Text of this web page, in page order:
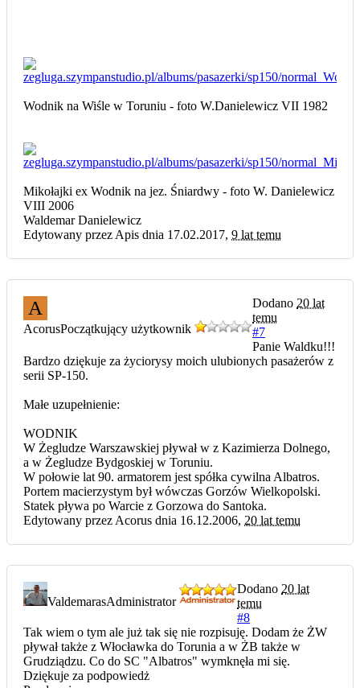
Wodnik na Wiśle w Toruniu - foto W.Danielewicz VII 1982
Mikołajki ex Wodnik na jez. Śniardwy - foto W. Danielewicz
VIII 2006
Waldemar Danielewicz
Edytowany przez Apis dnia 17.02.2017, 9 lat temu
A
AcorusPoczątkujący użytkownik
Dodano 20 lat
temu
#7
Panie Waldku!!!
Bardzo dziękuje za życiorysy moich ulubionych pasażerów z
serii SP-150.
Małe uzupełnienie:
WODNIK
W Żegludze Warszawskiej pływał w z Kazimierza Dolnego,
a w Żegludze Bydgoskiej w Toruniu.
W połowie lat 90. armatorem jest spółka cywilna Albatros.
Portem macierzystym był wówczas Gorzów Wielkopolski.
Statek pływa po Warcie z Gorzowa do Santoka.
Edytowany przez Acorus dnia 16.12.2006, 20 lat temu
ValdemarasAdministrator
Dodano 20 lat
temu
#8
Tak wiem o tym ale już tak się nie rozpisuję. Dodam że ŻW
pływał także z Włocławka do Torunia a w ŻB także w
Grudziądzu. Co do SC "Albatros" wymknęła mi się.
Dziękuje za podpowiedż